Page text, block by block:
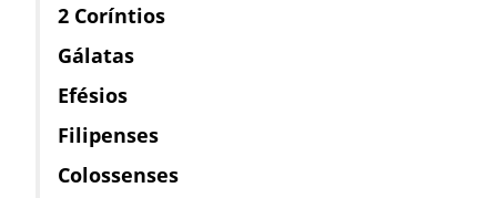
2 Coríntios
Gálatas
Efésios
Filipenses
Colossenses